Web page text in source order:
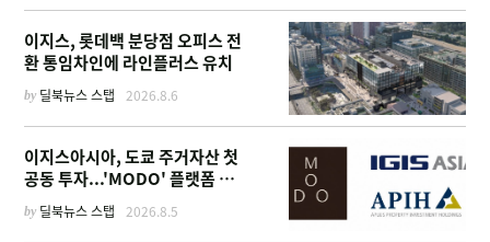
이지스, 롯데백 분당점 오피스 전
환 통임차인에 라인플러스 유치
by 딜북뉴스 스탭 2026.8.6
이지스아시아, 도쿄 주거자산 첫
공동 투자...'MODO' 플랫폼 가
by 딜북뉴스 스탭 2026.8.5